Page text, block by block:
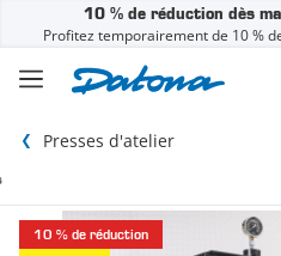
10 % de réduction dès
Profitez temporairement de 10 %
Presses d'atelier
10 % de réduction